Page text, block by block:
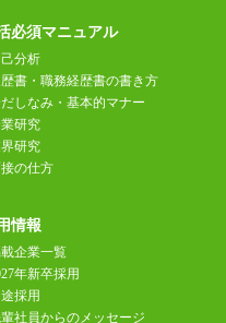
必須マニュアル
分析
書・職務経歴書の書き方
しなみ・基本的マナー
研究
研究
の仕方
情報
企業一覧
年新卒採用
採用
社員からのメッセージ